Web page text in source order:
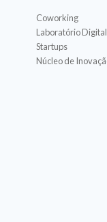
Coworking
Laboratório Digital
Startups
Núcleo de